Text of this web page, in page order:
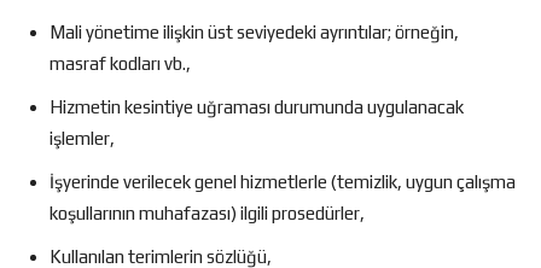
Mali yönetime ilişkin üst seviyedeki ayrıntılar; örneğin,
masraf kodları vb.,
Hizmetin kesintiye uğraması durumunda uygulanacak
işlemler,
İşyerinde verilecek genel hizmetlerle (temizlik, uygun çalışma
koşullarının muhafazası) ilgili prosedürler,
Kullanılan terimlerin sözlüğü,